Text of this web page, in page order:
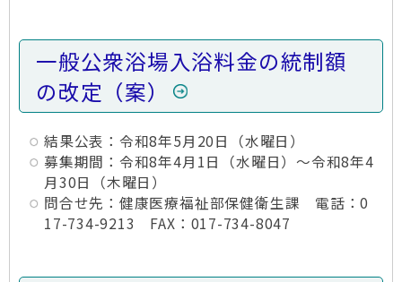
一般公衆浴場入浴料金の統制額
の改定（案）
結果公表：令和8年5月20日（水曜日）
募集期間：令和8年4月1日（水曜日）～令和8年4
月30日（木曜日）
問合せ先：健康医療福祉部保健衛生課 電話：0
17-734-9213 FAX：017-734-8047